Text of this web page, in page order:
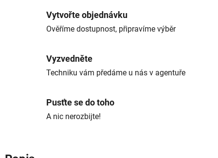
Vytvořte objednávku
Ověříme dostupnost, připravíme výběr
Vyzvedněte
Techniku vám předáme u nás v agentuře
Pusťte se do toho
A nic nerozbijte!